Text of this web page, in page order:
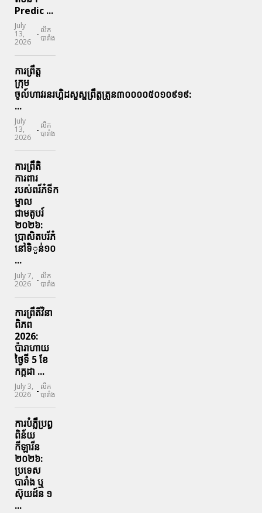
Predic ...
July
13,
2026
- លីក
បារាំង
ការព្រឹត្ត
ក្រុម
ចូល៍ហាវរនរហ្គិដសួស្ផព្រឹត្តត្រូន៣០០០០៥០១០៩១៩:
...
July
13,
2026
- លីក
បារាំង
ការព្រឹតិ
ការពារ
របស់ពរ័ភ៎ទីក
ម្នាល
ជាមតូបរ៍
២០២៦:
ប្រាសិតបរ័ភ៎
នៅទិូន់១០
...
July 7,
2026 - លីក
បារាំង
ការព្រឹតិ៍វិនា
ពិភព
2026:
ប៉ារាហាយ
ថ្ងៃទី 5 ខែ
កក្កដា ...
July 3,
2026 - លីក
បារាំង
ការបំភ្លឺប្រព្ធ​
ពិន័យ​
កីឡារីន​
២០២៦:
ប្រទេស​
បារាំង​ ឬ​
ស៊ុយដ៍ន​ ១
...